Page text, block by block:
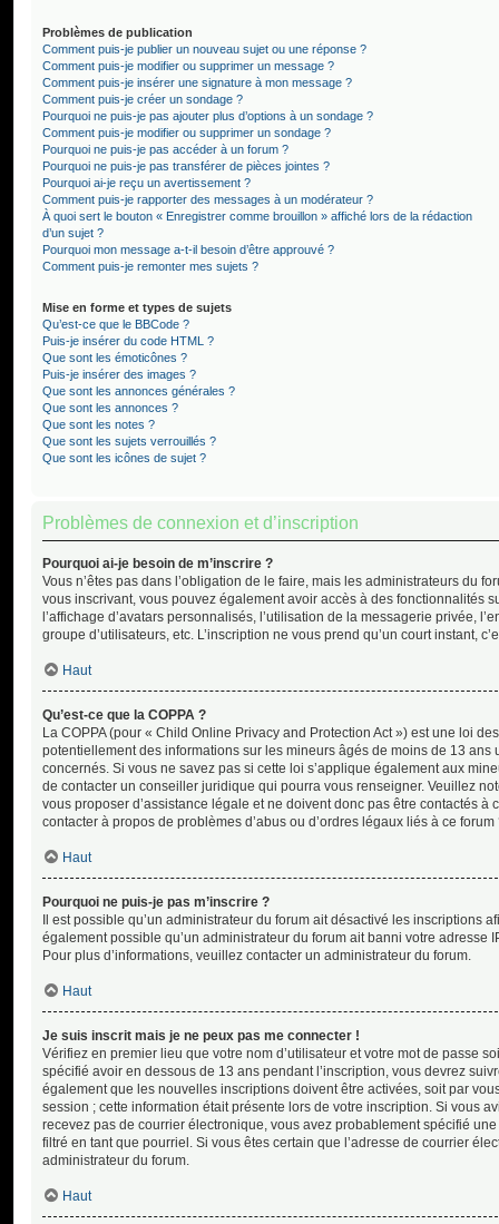
Problèmes de publication
Comment puis-je publier un nouveau sujet ou une réponse ?
Comment puis-je modifier ou supprimer un message ?
Comment puis-je insérer une signature à mon message ?
Comment puis-je créer un sondage ?
Pourquoi ne puis-je pas ajouter plus d’options à un sondage ?
Comment puis-je modifier ou supprimer un sondage ?
Pourquoi ne puis-je pas accéder à un forum ?
Pourquoi ne puis-je pas transférer de pièces jointes ?
Pourquoi ai-je reçu un avertissement ?
Comment puis-je rapporter des messages à un modérateur ?
À quoi sert le bouton « Enregistrer comme brouillon » affiché lors de la rédaction
d’un sujet ?
Pourquoi mon message a-t-il besoin d’être approuvé ?
Comment puis-je remonter mes sujets ?
Mise en forme et types de sujets
Qu’est-ce que le BBCode ?
Puis-je insérer du code HTML ?
Que sont les émoticônes ?
Puis-je insérer des images ?
Que sont les annonces générales ?
Que sont les annonces ?
Que sont les notes ?
Que sont les sujets verrouillés ?
Que sont les icônes de sujet ?
Problèmes de connexion et d’inscription
Pourquoi ai-je besoin de m’inscrire ?
Vous n’êtes pas dans l’obligation de le faire, mais les administrateurs du
vous inscrivant, vous pouvez également avoir accès à des fonctionnalités
l’affichage d’avatars personnalisés, l’utilisation de la messagerie privée,
groupe d’utilisateurs, etc. L’inscription ne vous prend qu’un court instant,
Haut
Qu’est-ce que la COPPA ?
La COPPA (pour « Child Online Privacy and Protection Act ») est une loi
potentiellement des informations sur les mineurs âgés de moins de 13
concernés. Si vous ne savez pas si cette loi s’applique également aux
de contacter un conseiller juridique qui pourra vous renseigner. Veuillez
vous proposer d’assistance légale et ne doivent donc pas être contactés
contacter à propos de problèmes d’abus ou d’ordres légaux liés à ce forum
Haut
Pourquoi ne puis-je pas m’inscrire ?
Il est possible qu’un administrateur du forum ait désactivé les inscriptions
également possible qu’un administrateur du forum ait banni votre adresse
Pour plus d’informations, veuillez contacter un administrateur du forum.
Haut
Je suis inscrit mais je ne peux pas me connecter !
Vérifiez en premier lieu que votre nom d’utilisateur et votre mot de passe
spécifié avoir en dessous de 13 ans pendant l’inscription, vous devrez
également que les nouvelles inscriptions doivent être activées, soit par
session ; cette information était présente lors de votre inscription. Si vous
recevez pas de courrier électronique, vous avez probablement spécifié
filtré en tant que pourriel. Si vous êtes certain que l’adresse de courrier
administrateur du forum.
Haut